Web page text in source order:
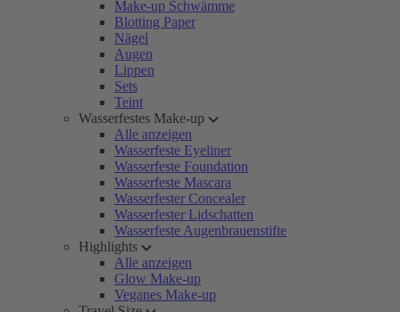
Make-up Schwämme
Blotting Paper
Nägel
Augen
Lippen
Sets
Teint
Wasserfestes Make-up
Alle anzeigen
Wasserfeste Eyeliner
Wasserfeste Foundation
Wasserfeste Mascara
Wasserfester Concealer
Wasserfester Lidschatten
Wasserfeste Augenbrauenstifte
Highlights
Alle anzeigen
Glow Make-up
Veganes Make-up